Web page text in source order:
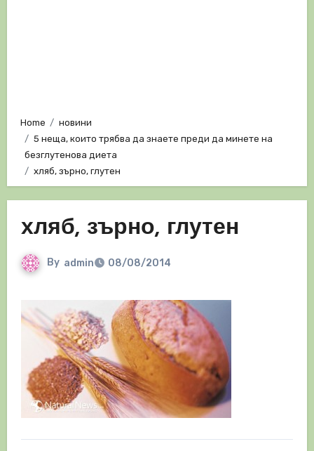
Home
новини
5 неща, които трябва да знаете преди да минете на
безглутенова диета
хляб, зърно, глутен
хляб, зърно, глутен
By admin 08/08/2014